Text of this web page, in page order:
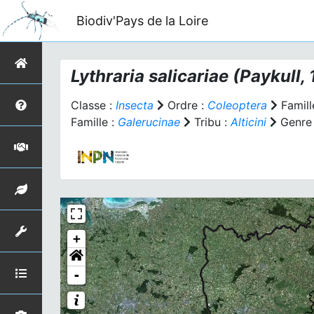
Biodiv'Pays de la Loire
Lythraria salicariae (Paykull,
Classe : Insecta Ordre : Coleoptera
Famille : Galerucinae Tribu :Alticini
+
-